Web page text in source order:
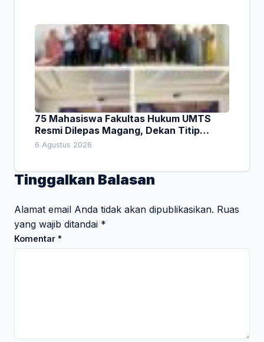
75 Mahasiswa Fakultas Hukum UMTS
Resmi Dilepas Magang, Dekan Titip
Empat Pesan Penting
6 Agustus 2026
Tinggalkan Balasan
Alamat email Anda tidak akan dipublikasikan. Ruas
yang wajib ditandai *
Komentar *